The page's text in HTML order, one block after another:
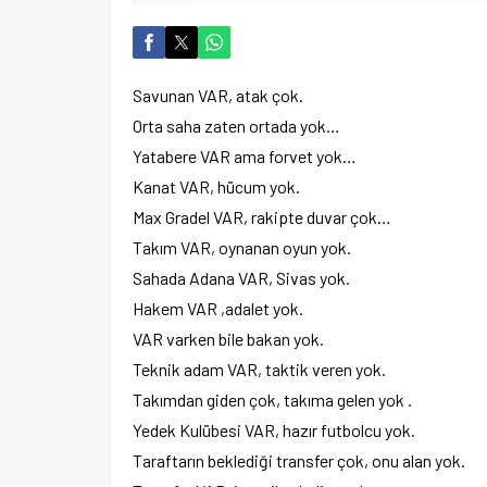
Savunan VAR, atak çok.
Orta saha zaten ortada yok…
Yatabere VAR ama forvet yok…
Kanat VAR, hücum yok.
Max Gradel VAR, rakipte duvar çok…
Takım VAR, oynanan oyun yok.
Sahada Adana VAR, Sivas yok.
Hakem VAR ,adalet yok.
VAR varken bile bakan yok.
Teknik adam VAR, taktik veren yok.
Takımdan giden çok, takıma gelen yok .
Yedek Kulübesi VAR, hazır futbolcu yok.
Taraftarın beklediği transfer çok, onu alan yok.